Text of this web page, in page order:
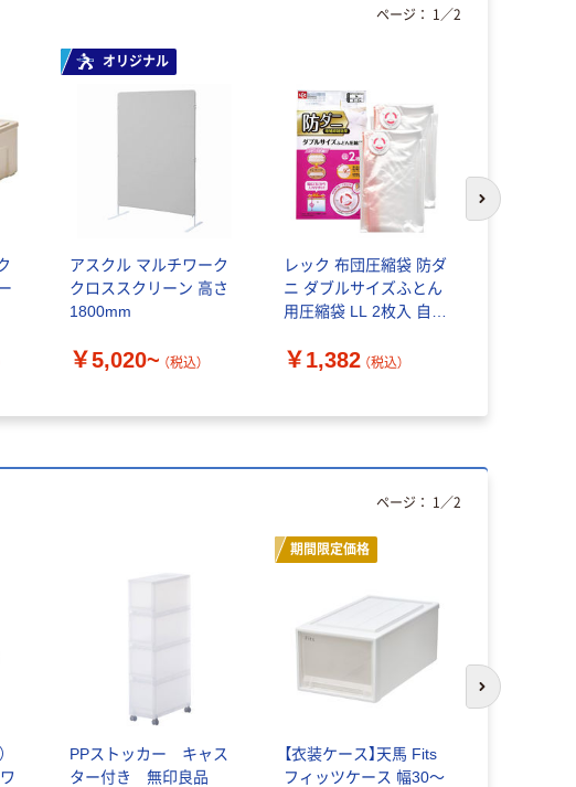
オリジナル
アスクル マルチワーク
クロススクリーン 高さ
1800mm
￥5,020~ （税込）
レック 布団圧縮袋 防ダ
ニ ダブルサイズふとん
用圧縮袋 LL 2枚入 自動
（直送品）
￥1,382 （税込）
ページ： 1 ／2
次のスライド
PPストッカー キャス
ター付き 無印良品
期間限定価格
【衣装ケース】天馬 Fits
フィッツケース 幅30～
ページ： 1 ／2
次のスライド